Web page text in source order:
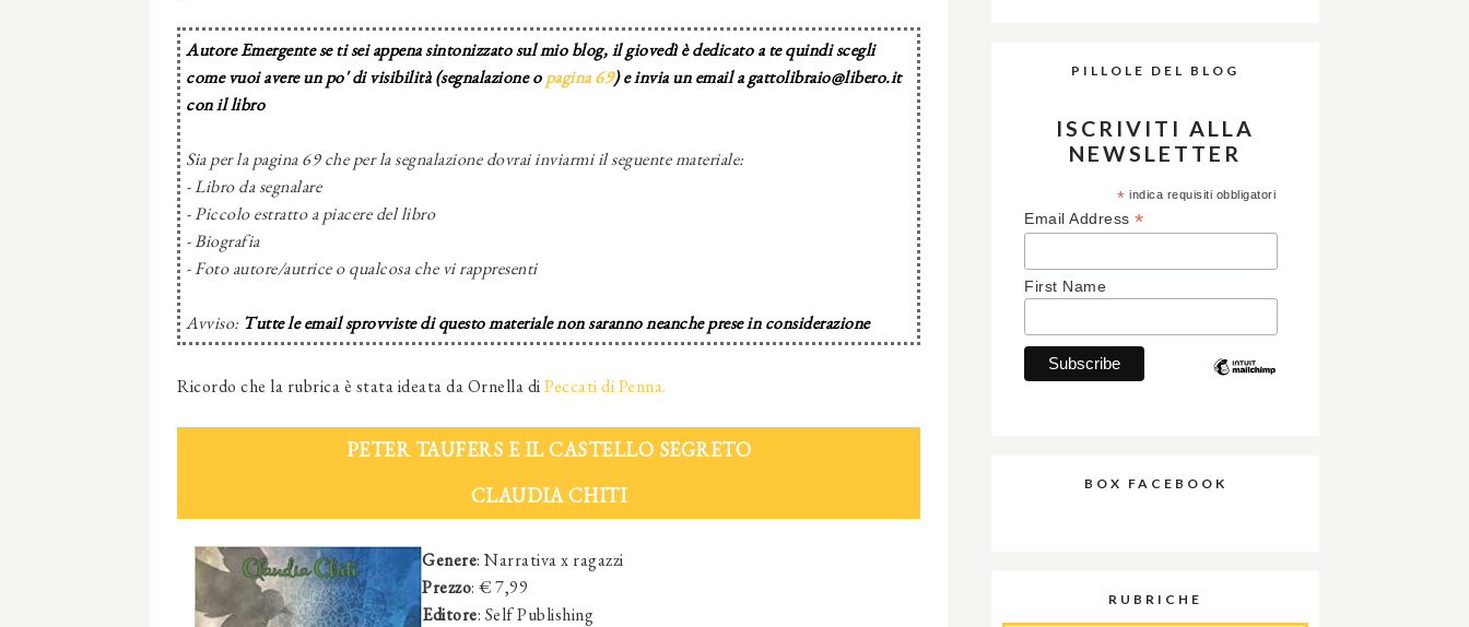
Autore Emergente se ti sei appena sintonizzato sul mio blog, il giovedì è dedicato a te quindi scegli
come vuoi avere un po' di visibilità (segnalazione opagina 69) e invia un email a gattolibraio@libero.it
con il libro
Sia per la pagina 69 che per la segnalazione dovrai inviarmi il seguente materiale:
- Libro da segnalare
- Piccolo estratto a piacere del libro
- Biografia
- Foto autore/autrice o qualcosa che vi rappresenti
Avviso: Tutte le email sprovviste di questo materiale non saranno neanche prese in considerazione
Ricordo che la rubrica è stata ideata da Ornella diPeccati di Penna.
PETER TAUFERS E IL CASTELLO SEGRETO
CLAUDIA CHITI
Genere: Narrativa x ragazzi
Prezzo: € 7,99
Editore: Self Publishing
PILLOLE DEL BLOG
ISCRIVITI ALLA
NEWSLETTER
* indica requisiti obbligatori
Email Address *
First Name
BOX FACEBOOK
RUBRICHE